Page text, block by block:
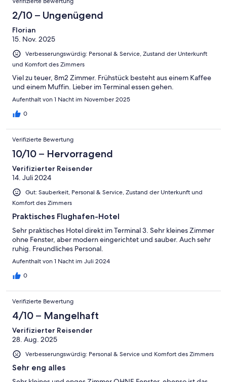
2/10 – Ungenügend
Florian
15. Nov. 2025
Verbesserungswürdig: Personal & Service, Zustand der Unterkunft
und Komfort des Zimmers
Viel zu teuer, 8m2 Zimmer. Frühstück besteht aus einem Kaffee
und einem Muffin. Lieber im Terminal essen gehen.
Aufenthalt von 1 Nacht im November 2025
0
Verifizierte Bewertung
10/10 – Hervorragend
Verifizierter Reisender
14. Juli 2024
Gut: Sauberkeit, Personal & Service, Zustand der Unterkunft und
Komfort des Zimmers
Praktisches Flughafen-Hotel
Sehr praktisches Hotel direkt im Terminal 3. Sehr kleines Zimmer
ohne Fenster, aber modern eingerichtet und sauber. Auch sehr
ruhig. Freundliches Personal.
Aufenthalt von 1 Nacht im Juli 2024
0
Verifizierte Bewertung
4/10 – Mangelhaft
Verifizierter Reisender
28. Aug. 2025
Verbesserungswürdig: Personal & Service und Komfort des Zimmers
Sehr eng alles